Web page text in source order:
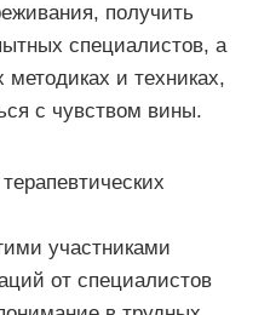
получить
специалистов, а
методиках и техниках,
с чувством вины.
участниками
от специалистов